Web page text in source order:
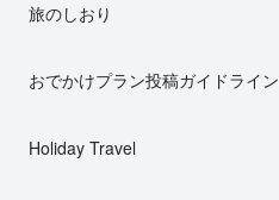
旅のしおり
おでかけプラン投稿ガイドライン
Holiday Travel